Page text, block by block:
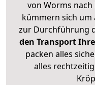
von Worms
kümmern sich um
zur Durchführung
den Transport
packen alles
alles